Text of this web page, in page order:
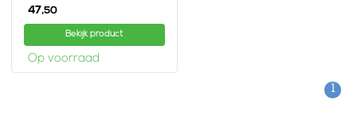
47,50
Bekijk product
Op voorraad
1